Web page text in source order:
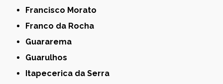
Francisco Morato
Franco da Rocha
Guararema
Guarulhos
Itapecerica da Serra